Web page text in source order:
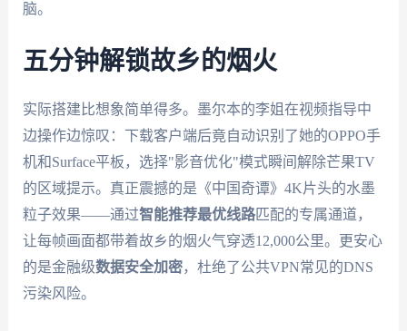
脑。
五分钟解锁故乡的烟火
实际搭建比想象简单得多。墨尔本的李姐在视频指导中
边操作边惊叹：下载客户端后竟自动识别了她的OPPO手
机和Surface平板，选择"影音优化"模式瞬间解除芒果TV
的区域提示。真正震撼的是《中国奇谭》4K片头的水墨
粒子效果——通过智能推荐最优线路匹配的专属通道，
让每帧画面都带着故乡的烟火气穿透12,000公里。更安心
的是金融级数据安全加密，杜绝了公共VPN常见的DNS
污染风险。